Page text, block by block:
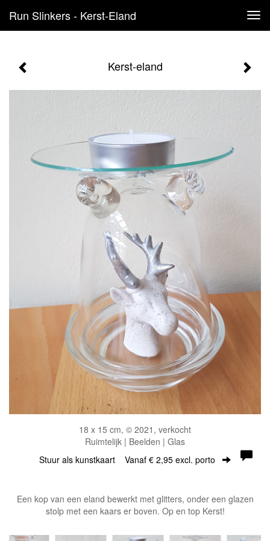
Run Slinkers - Kerst-Eland
Kerst-eland
18 x 15 cm, © 2021, verkocht
Ruimtelijk | Beelden | Glas
Stuur als kunstkaart Vanaf € 2,95 excl. porto
Een kop van een eland bewerkt met glitters, onder een glazen
stolp met een kaars er boven. Op en top Kerst!